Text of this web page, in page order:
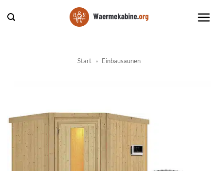
Inhalt
Start » Einbausaunen